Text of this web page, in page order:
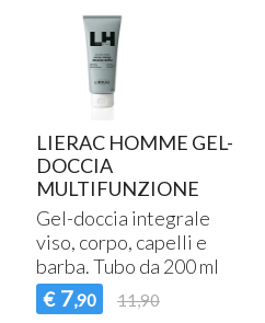
LIERAC HOMME GEL-
DOCCIA
MULTIFUNZIONE
Gel-doccia integrale
viso, corpo, capelli e
barba. Tubo da 200 ml
€ 7,90 11,90